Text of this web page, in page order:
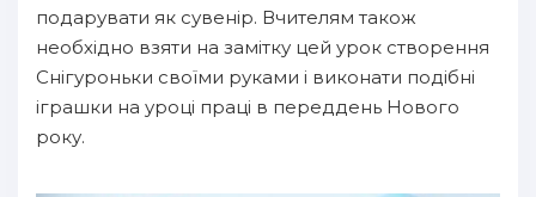
подарувати як сувенір. Вчителям також
необхідно взяти на замітку цей урок створення
Снігуроньки своїми руками і виконати подібні
іграшки на уроці праці в переддень Нового
року.